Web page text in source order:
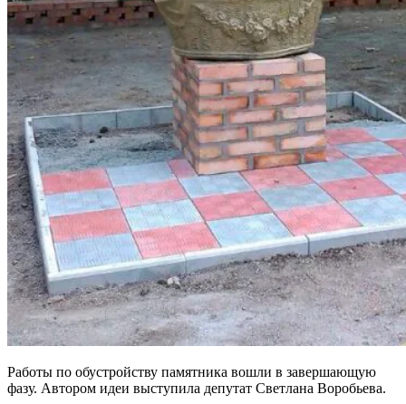
Работы по обустройству памятника вошли в завершающую
фазу. Автором идеи выступила депутат Светлана Воробьева.